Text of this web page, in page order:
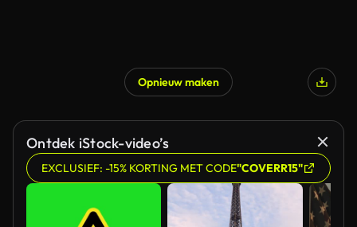
Opnieuw maken
Ontdek iStock-video’s
EXCLUSIEF: -15% KORTING MET CODE"COVERR15"